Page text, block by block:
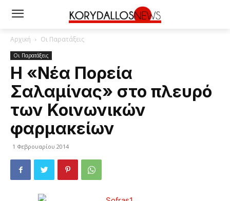
Αρχική Οι Παρατάξεις
Οι Παρατάξεις
Η «Νέα Πορεία
Σαλαμίνας» στο πλευρό
των Κοινωνικών
φαρμακείων
1 Φεβρουαρίου 2014